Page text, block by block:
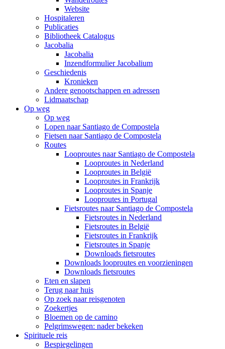
Website
Hospitaleren
Publicaties
Bibliotheek Catalogus
Jacobalia
Jacobalia
Inzendformulier Jacobalium
Geschiedenis
Kronieken
Andere genootschappen en adressen
Lidmaatschap
Op weg
Op weg
Lopen naar Santiago de Compostela
Fietsen naar Santiago de Compostela
Routes
Looproutes naar Santiago de Compostela
Looproutes in Nederland
Looproutes in België
Looproutes in Frankrijk
Looproutes in Spanje
Looproutes in Portugal
Fietsroutes naar Santiago de Compostela
Fietsroutes in Nederland
Fietsroutes in België
Fietsroutes in Frankrijk
Fietsroutes in Spanje
Downloads fietsroutes
Downloads looproutes en voorzieningen
Downloads fietsroutes
Eten en slapen
Terug naar huis
Op zoek naar reisgenoten
Zoekertjes
Bloemen op de camino
Pelgrimswegen: nader bekeken
Spirituele reis
Bespiegelingen